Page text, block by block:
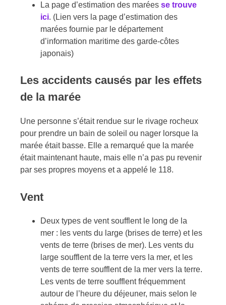
La page d’estimation des marées se trouve
ici. (Lien vers la page d’estimation des
marées fournie par le département
d’information maritime des garde-côtes
japonais)
Les accidents causés par les effets
de la marée
Une personne s’était rendue sur le rivage rocheux
pour prendre un bain de soleil ou nager lorsque la
marée était basse. Elle a remarqué que la marée
était maintenant haute, mais elle n’a pas pu revenir
par ses propres moyens et a appelé le 118.
Vent
Deux types de vent soufflent le long de la
mer : les vents du large (brises de terre) et les
vents de terre (brises de mer). Les vents du
large soufflent de la terre vers la mer, et les
vents de terre soufflent de la mer vers la terre.
Les vents de terre soufflent fréquemment
autour de l’heure du déjeuner, mais selon le